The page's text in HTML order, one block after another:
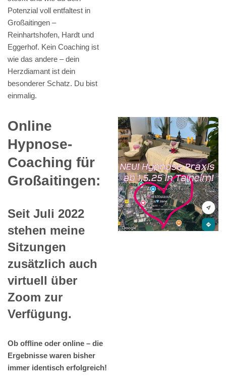
Potenzial voll entfaltest in
Großaitingen –
Reinhartshofen, Hardt und
Eggerhof. Kein Coaching ist
wie das andere – dein
Herzdiamant ist dein
besonderer Schatz. Du bist
einmalig.
Online
Hypnose-
Coaching für
Großaitingen:
Seit Juli 2022
stehen meine
Sitzungen
zusätzlich auch
virtuell über
Zoom zur
Verfügung.
Ob offline oder online – die
Ergebnisse waren bisher
immer identisch erfolgreich!